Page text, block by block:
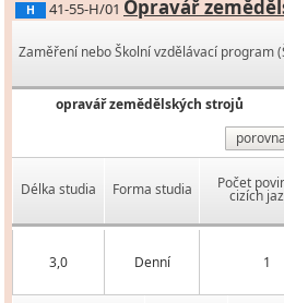
H 41-55-H/01 Opravář
Zaměření nebo Školní vzdělávací program
opravář zemědělských strojů
Délka studia Forma studia Počet
cizích
3,0 Denní 1